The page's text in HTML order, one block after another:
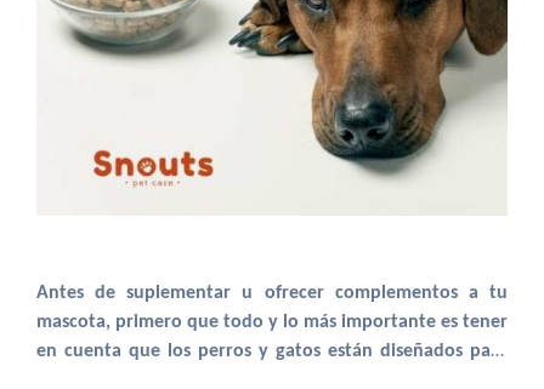
Antes de suplementar u ofrecer complementos a tu
mascota, primero que todo y lo más importante es tener
en cuenta que los perros y gatos están diseñados para